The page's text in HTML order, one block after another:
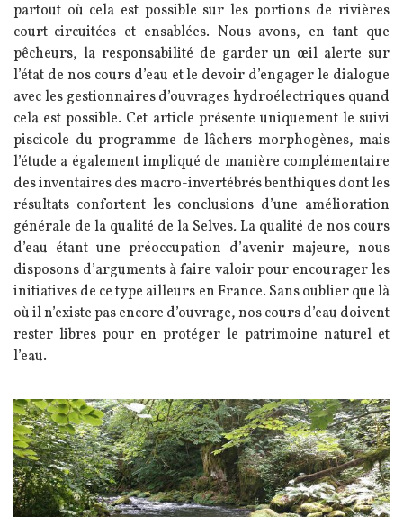
partout où cela est possible sur les portions de rivières
court-circuitées et ensablées. Nous avons, en tant que
pêcheurs, la responsabilité de garder un œil alerte sur
l’état de nos cours d’eau et le devoir d’engager le dialogue
avec les gestionnaires d’ouvrages hydroélectriques quand
cela est possible. Cet article présente uniquement le suivi
piscicole du programme de lâchers morphogènes, mais
l’étude a également impliqué de manière complémentaire
des inventaires des macro-invertébrés benthiques dont les
résultats confortent les conclusions d’une amélioration
générale de la qualité de la Selves.La qualité de nos cours
d’eau étant une préoccupation d’avenir majeure, nous
disposons d’arguments à faire valoir pour encourager les
initiatives de ce type ailleurs en France. Sans oublier que là
où il n’existe pas encore d’ouvrage, nos cours d’eau doivent
rester libres pour en protéger le patrimoine naturel et
l’eau.
Image